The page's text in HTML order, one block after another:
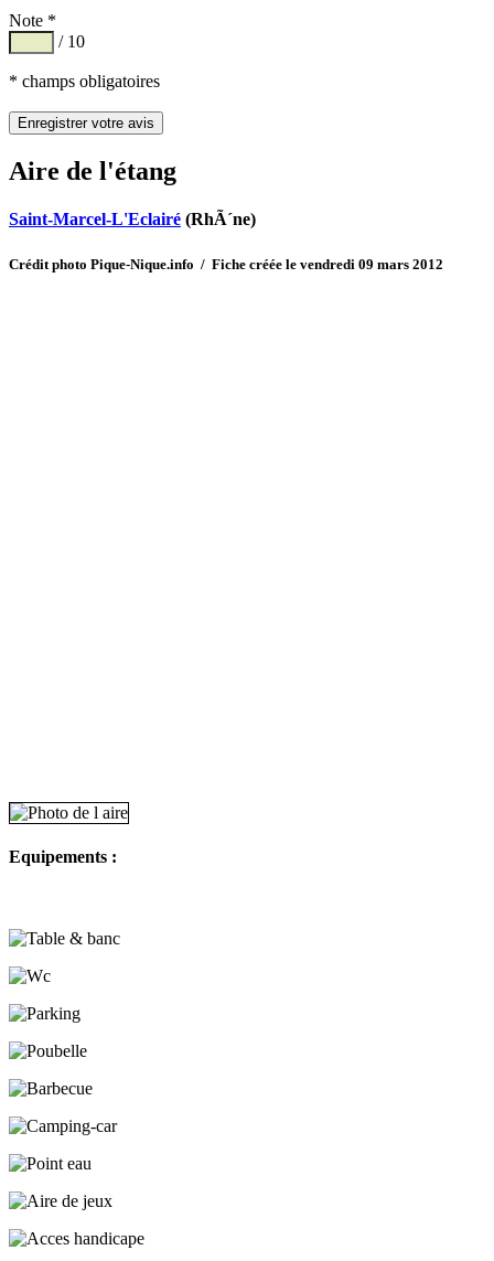
Note *
/ 10
* champs obligatoires
Aire de l'étang
Saint-Marcel-L'Eclairé (RhÃ´ne)
Crédit photo Pique-Nique.info / Fiche créée le vendredi 09 mars 2012
Equipements :